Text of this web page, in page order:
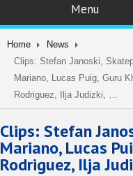
Menu
Home
News
Clips: Stefan Janoski,
Mariano, Lucas Puig, Guru
Rodriguez, Ilja Judizki, …
Clips: Stefan
Mariano, Lucas
Rodriguez, Ilja